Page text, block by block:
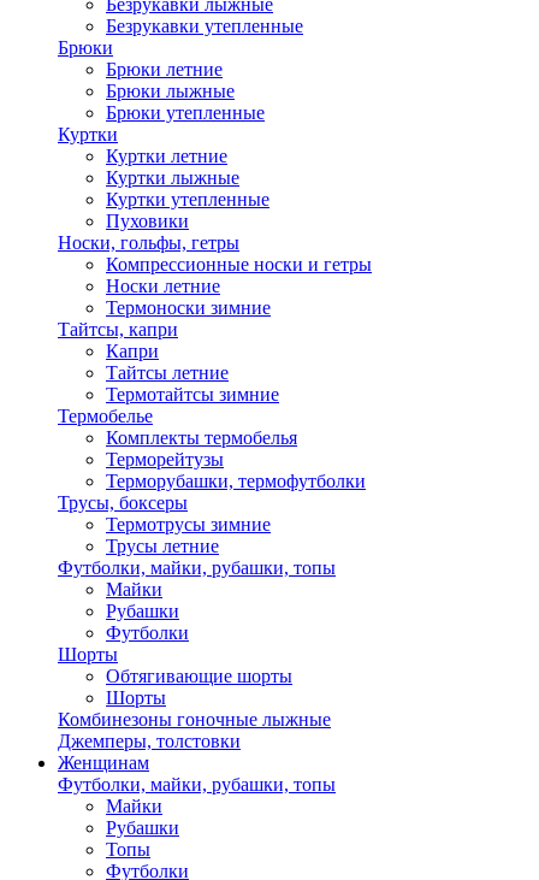
Безрукавки лыжные
Безрукавки утепленные
Брюки
Брюки летние
Брюки лыжные
Брюки утепленные
Куртки
Куртки летние
Куртки лыжные
Куртки утепленные
Пуховики
Носки, гольфы, гетры
Компрессионные носки и гетры
Носки летние
Термоноски зимние
Тайтсы, капри
Капри
Тайтсы летние
Термотайтсы зимние
Термобелье
Комплекты термобелья
Терморейтузы
Терморубашки, термофутболки
Трусы, боксеры
Термотрусы зимние
Трусы летние
Футболки, майки, рубашки, топы
Майки
Рубашки
Футболки
Шорты
Обтягивающие шорты
Шорты
Комбинезоны гоночные лыжные
Джемперы, толстовки
Женщинам
Футболки, майки, рубашки, топы
Майки
Рубашки
Топы
Футболки